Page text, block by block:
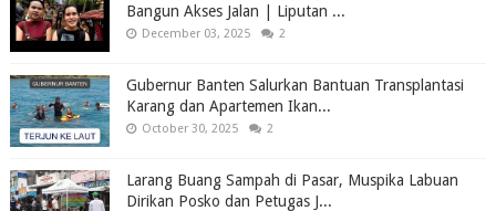
Bangun Akses Jalan | Liputan ...
December 03, 2025 2
Gubernur Banten Salurkan Bantuan Transplantasi
Karang dan Apartemen Ikan...
October 30, 2025 2
Larang Buang Sampah di Pasar, Muspika Labuan
Dirikan Posko dan Petugas J...